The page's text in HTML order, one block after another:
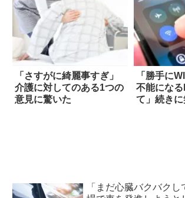
「さすがに綺麗事すぎ」
介護に対してのある1つの
意見に驚いた
「勝手に
不能にな
て」続きに
「まだ心臓バクバク